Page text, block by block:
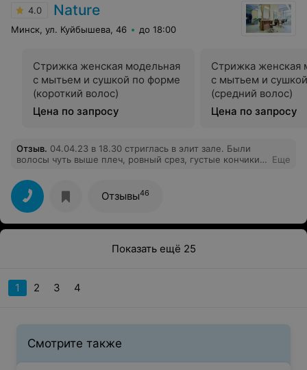
4.0 Nature
Минск, ул. Куйбышева, 46 до 18:00
Стрижка женская модельная
с мытьем и сушкой по форме
(короткий волос)
Цена по запросу
Стрижка женская
с мытьем и
(средний волос)
Цена по запросу
Отзыв. 04.04.23 в 18.30 стриглась в элит зале. Были
волосы чуть выше плеч, ровный срез, густые кончики.
все было нормально, потом мастер начала поднимать
пряди вверх и делать их короче. Я не понимала какой
будет результат, поэтому постеснялась остановить ее.
В итоге я имею неровную стрижку, слева волосы
длинее, по всей голове выбраны пряди и пострижены
Еще
Отзывы46
Показать ещё 25
1 2 3 4
Смотрите также